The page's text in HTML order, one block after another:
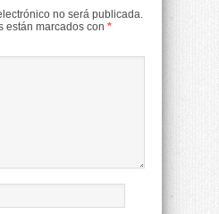
no será publicada.
están marcados con *